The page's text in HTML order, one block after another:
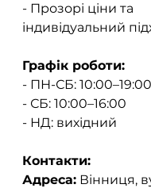
- Прозорі ціни та
індивідуальний
Графік роботи:
- ПН-СБ: 10:00–19:00
- СБ: 10:00–16:00
- НД: вихідний
Контакти:
Адреса: Вінниця,